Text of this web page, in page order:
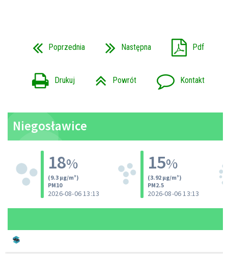
Poprzednia Następna Pdf
Drukuj Powrót Kontakt